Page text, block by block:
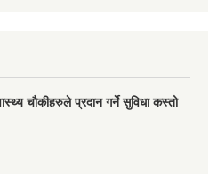
चौकीहरुले प्रदान गर्ने सुविधा कस्तो